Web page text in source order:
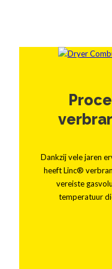
Dankzij vele jaren
heeft Linc®
vereiste
temperatuur